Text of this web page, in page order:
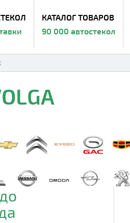
КАТАЛОГ ТОВАРОВ
90 000 автостекол